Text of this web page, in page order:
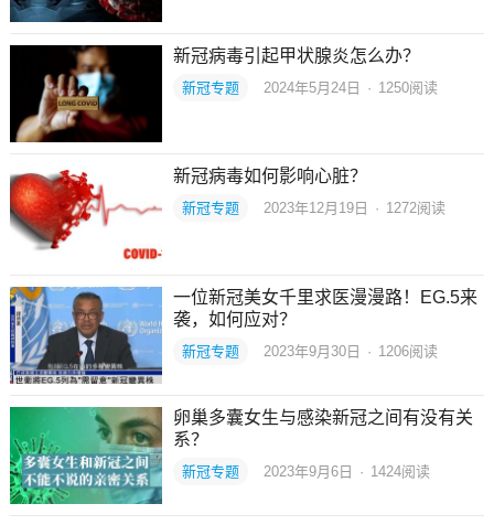
新冠病毒引起甲状腺炎怎么办？
新冠专题 2024年5月24日 · 1250阅读
新冠病毒如何影响心脏？
新冠专题 2023年12月19日 · 1272阅读
一位新冠美女千里求医漫漫路！EG.5来
袭，如何应对？
新冠专题 2023年9月30日 · 1206阅读
卵巢多囊女生与感染新冠之间有没有关
系？
新冠专题 2023年9月6日 · 1424阅读